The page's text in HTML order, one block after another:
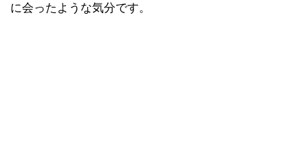
に会ったような気分です。